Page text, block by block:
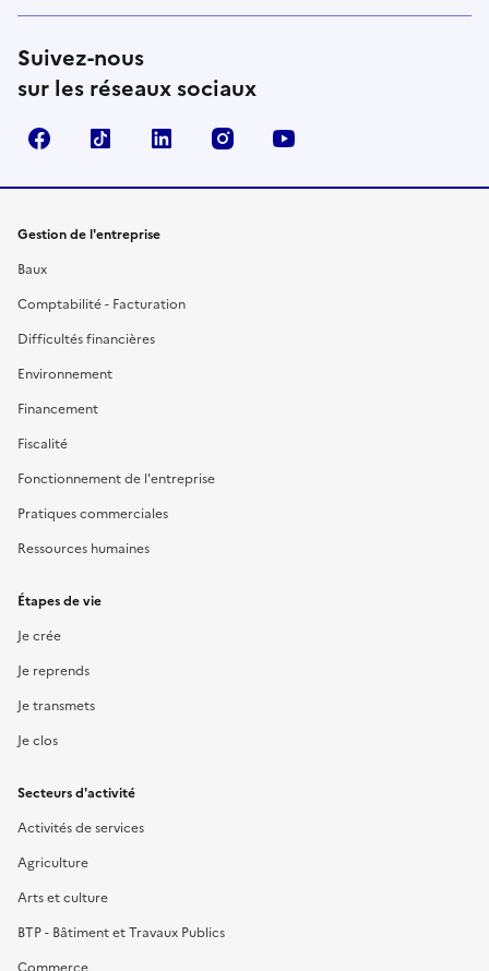
Suivez-nous
sur les réseaux sociaux
FacebookTikTok Linkedin Instagram
Gestion de l'entreprise
Baux
Comptabilité - Facturation
Difficultés financières
Environnement
Financement
Fiscalité
Fonctionnement de l'entreprise
Pratiques commerciales
Ressources humaines
Étapes de vie
Je crée
Je reprends
Je transmets
Je clos
Secteurs d'activité
Activités de services
Agriculture
Arts et culture
BTP - Bâtiment et Travaux Publics